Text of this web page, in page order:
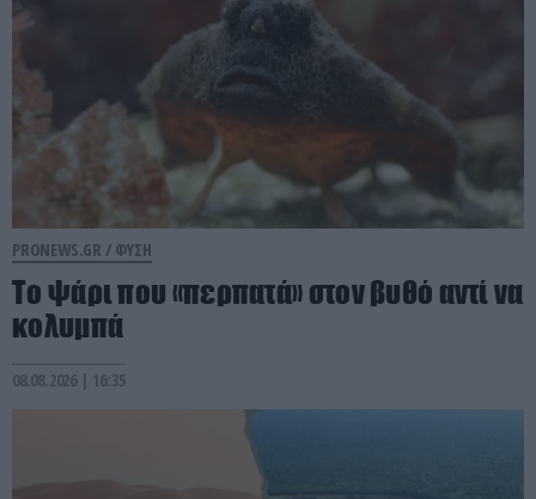
PRONEWS.GR / ΦΥΣΗ
Το ψάρι που «περπατά» στον βυθό αντί να
κολυμπά
08.08.2026 | 16:35